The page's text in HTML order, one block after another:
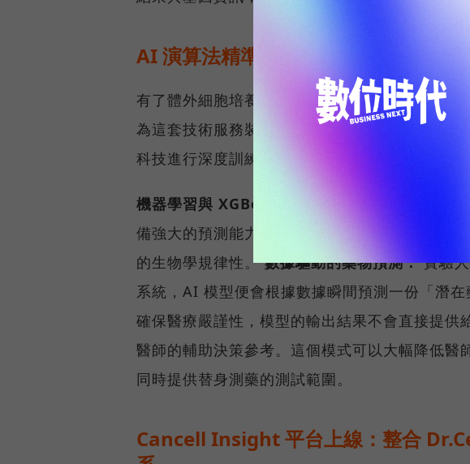
AI 演算法精準賦能：從巨量數據中萃
有了體外細胞培養的技術基礎，健細胞科技與
為這套技術服務裝上「智慧大腦」。由精拓生技
科技進行深度訓練，量身打造出「癌症用藥輔助
機器學習與 XGBoost 演算法：
備強大的預測能力與極高的準確度，能從龐大且
的生物學規律性。數據驅動的藥物預測：實驗
系統，AI 模型便會根據數據瞬間預測一份「潛在
確保醫療嚴謹性，模型的輸出結果不會直接提供
醫師的輔助決策參考。這個模式可以大幅降低醫
同時提供替身測藥的測試範圍。
Cancell Insight 平台上線：整合